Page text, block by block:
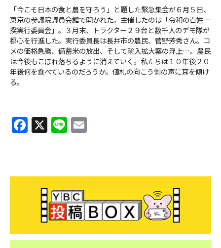
「今こそ日本の食と農を守ろう」と題した緊急集会が６月５日、
東京の参議院議員会館で開かれた。主催したのは「令和の百姓一
揆実行委員会」。３月末、トラクター２９台と数千人のデモ隊が
都心を行進した。実行委員長は長井市の農民、菅野芳秀さん。コ
メの価格急騰、備蓄米の放出、そして輸入拡大案の浮上…。農民
は今後もこぼれ落ちるように消えていく。私たちは１０年後２０
年後何を食べているのだろうか。値札の向こう側の声に耳を傾け
る。
F
e
k
X Li
l